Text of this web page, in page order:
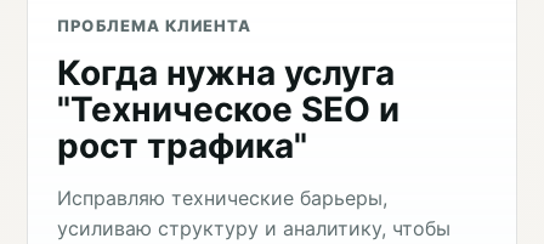
ПРОБЛЕМА КЛИЕНТА
Когда нужна услуга
"Техническое SEO и
рост трафика"
Исправляю технические барьеры,
усиливаю структуру и аналитику, чтобы